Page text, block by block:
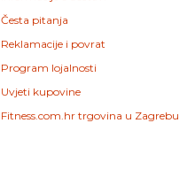
Česta pitanja
Reklamacije i povrat
Program lojalnosti
Uvjeti kupovine
Fitness.com.hr trgovina u Zagrebu